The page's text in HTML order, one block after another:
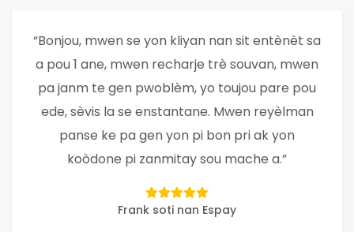
“Bonjou, mwen se yon kliyan nan sit entènèt sa
a pou 1 ane, mwen recharje trè souvan, mwen
pa janm te gen pwoblèm, yo toujou pare pou
ede, sèvis la se enstantane. Mwen reyèlman
panse ke pa gen yon pi bon pri ak yon
koòdone pi zanmitay sou mache a.”
Frank soti nan Espay